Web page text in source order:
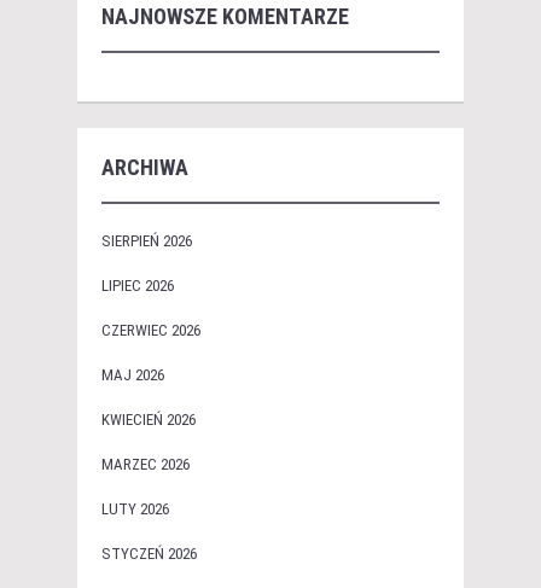
NAJNOWSZE KOMENTARZE
ARCHIWA
SIERPIEŃ 2026
LIPIEC 2026
CZERWIEC 2026
MAJ 2026
KWIECIEŃ 2026
MARZEC 2026
LUTY 2026
STYCZEŃ 2026